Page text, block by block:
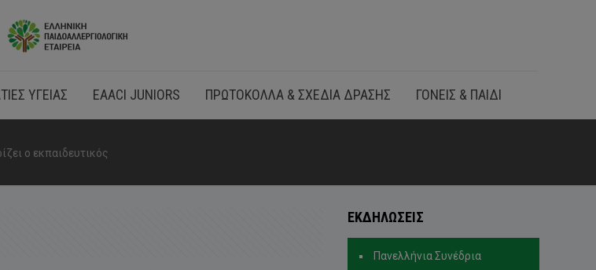
ΥΓΕΙΑΣ EAACI JUNIORS ΠΡΩΤΟΚΟΛΛΑ & ΣΧΕΔΙΑ ΔΡΑΣΗΣ ΓΟΝΕΙΣ & ΠΑΙΔΙ
ο εκπαιδευτικός
ΕΚΔΗΛΩΣΕΙΣ
Πανελλήνια Συνέδρια